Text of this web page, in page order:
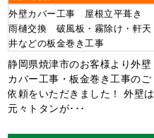
外壁カバー工事 屋根立平葺き
雨樋交換 破風板・霧除け・軒天
井などの板金巻き工事
静岡県焼津市のお客様より外壁
カバー工事・板金巻き工事のご
依頼をいただきました！ 外壁は
元々トタンが･･･